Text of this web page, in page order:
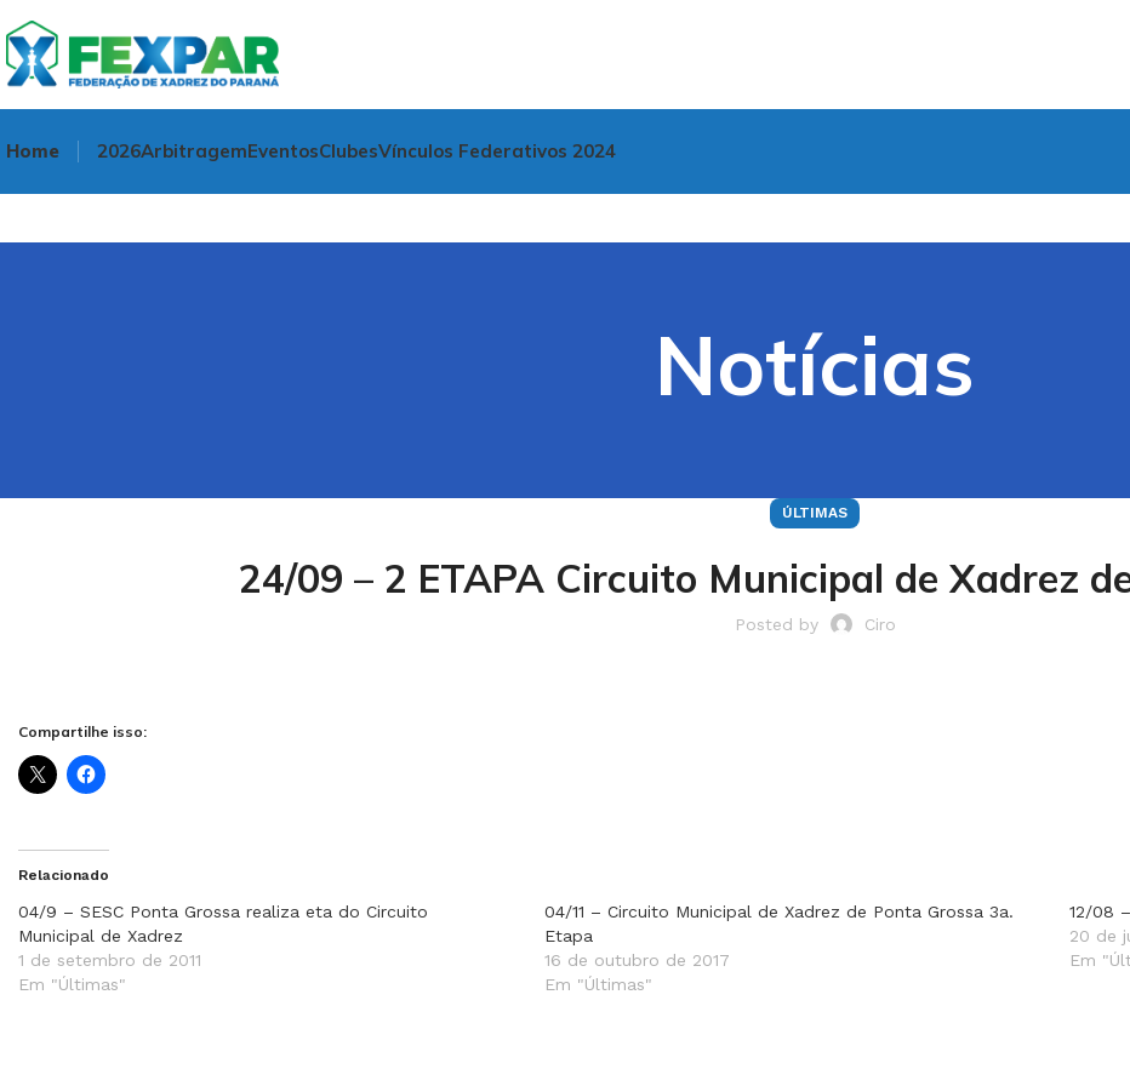
Home 2026ArbitragemEventosClubesVínculos Federativos 2024
Notícias
ÚLTIMAS
24/09 – 2 ETAPA Circuito Municipal de Xadrez
Posted by Ciro
Compartilhe isso:
Relacionado
04/9 – SESC Ponta Grossa realiza eta do Circuito
Municipal de Xadrez
1 de setembro de 2011
Em "Últimas"
04/11 – Circuito Municipal de Xadrez de Ponta Grossa 3a.
Etapa
16 de outubro de 2017
Em "Últimas"
12/08
20 de
Em